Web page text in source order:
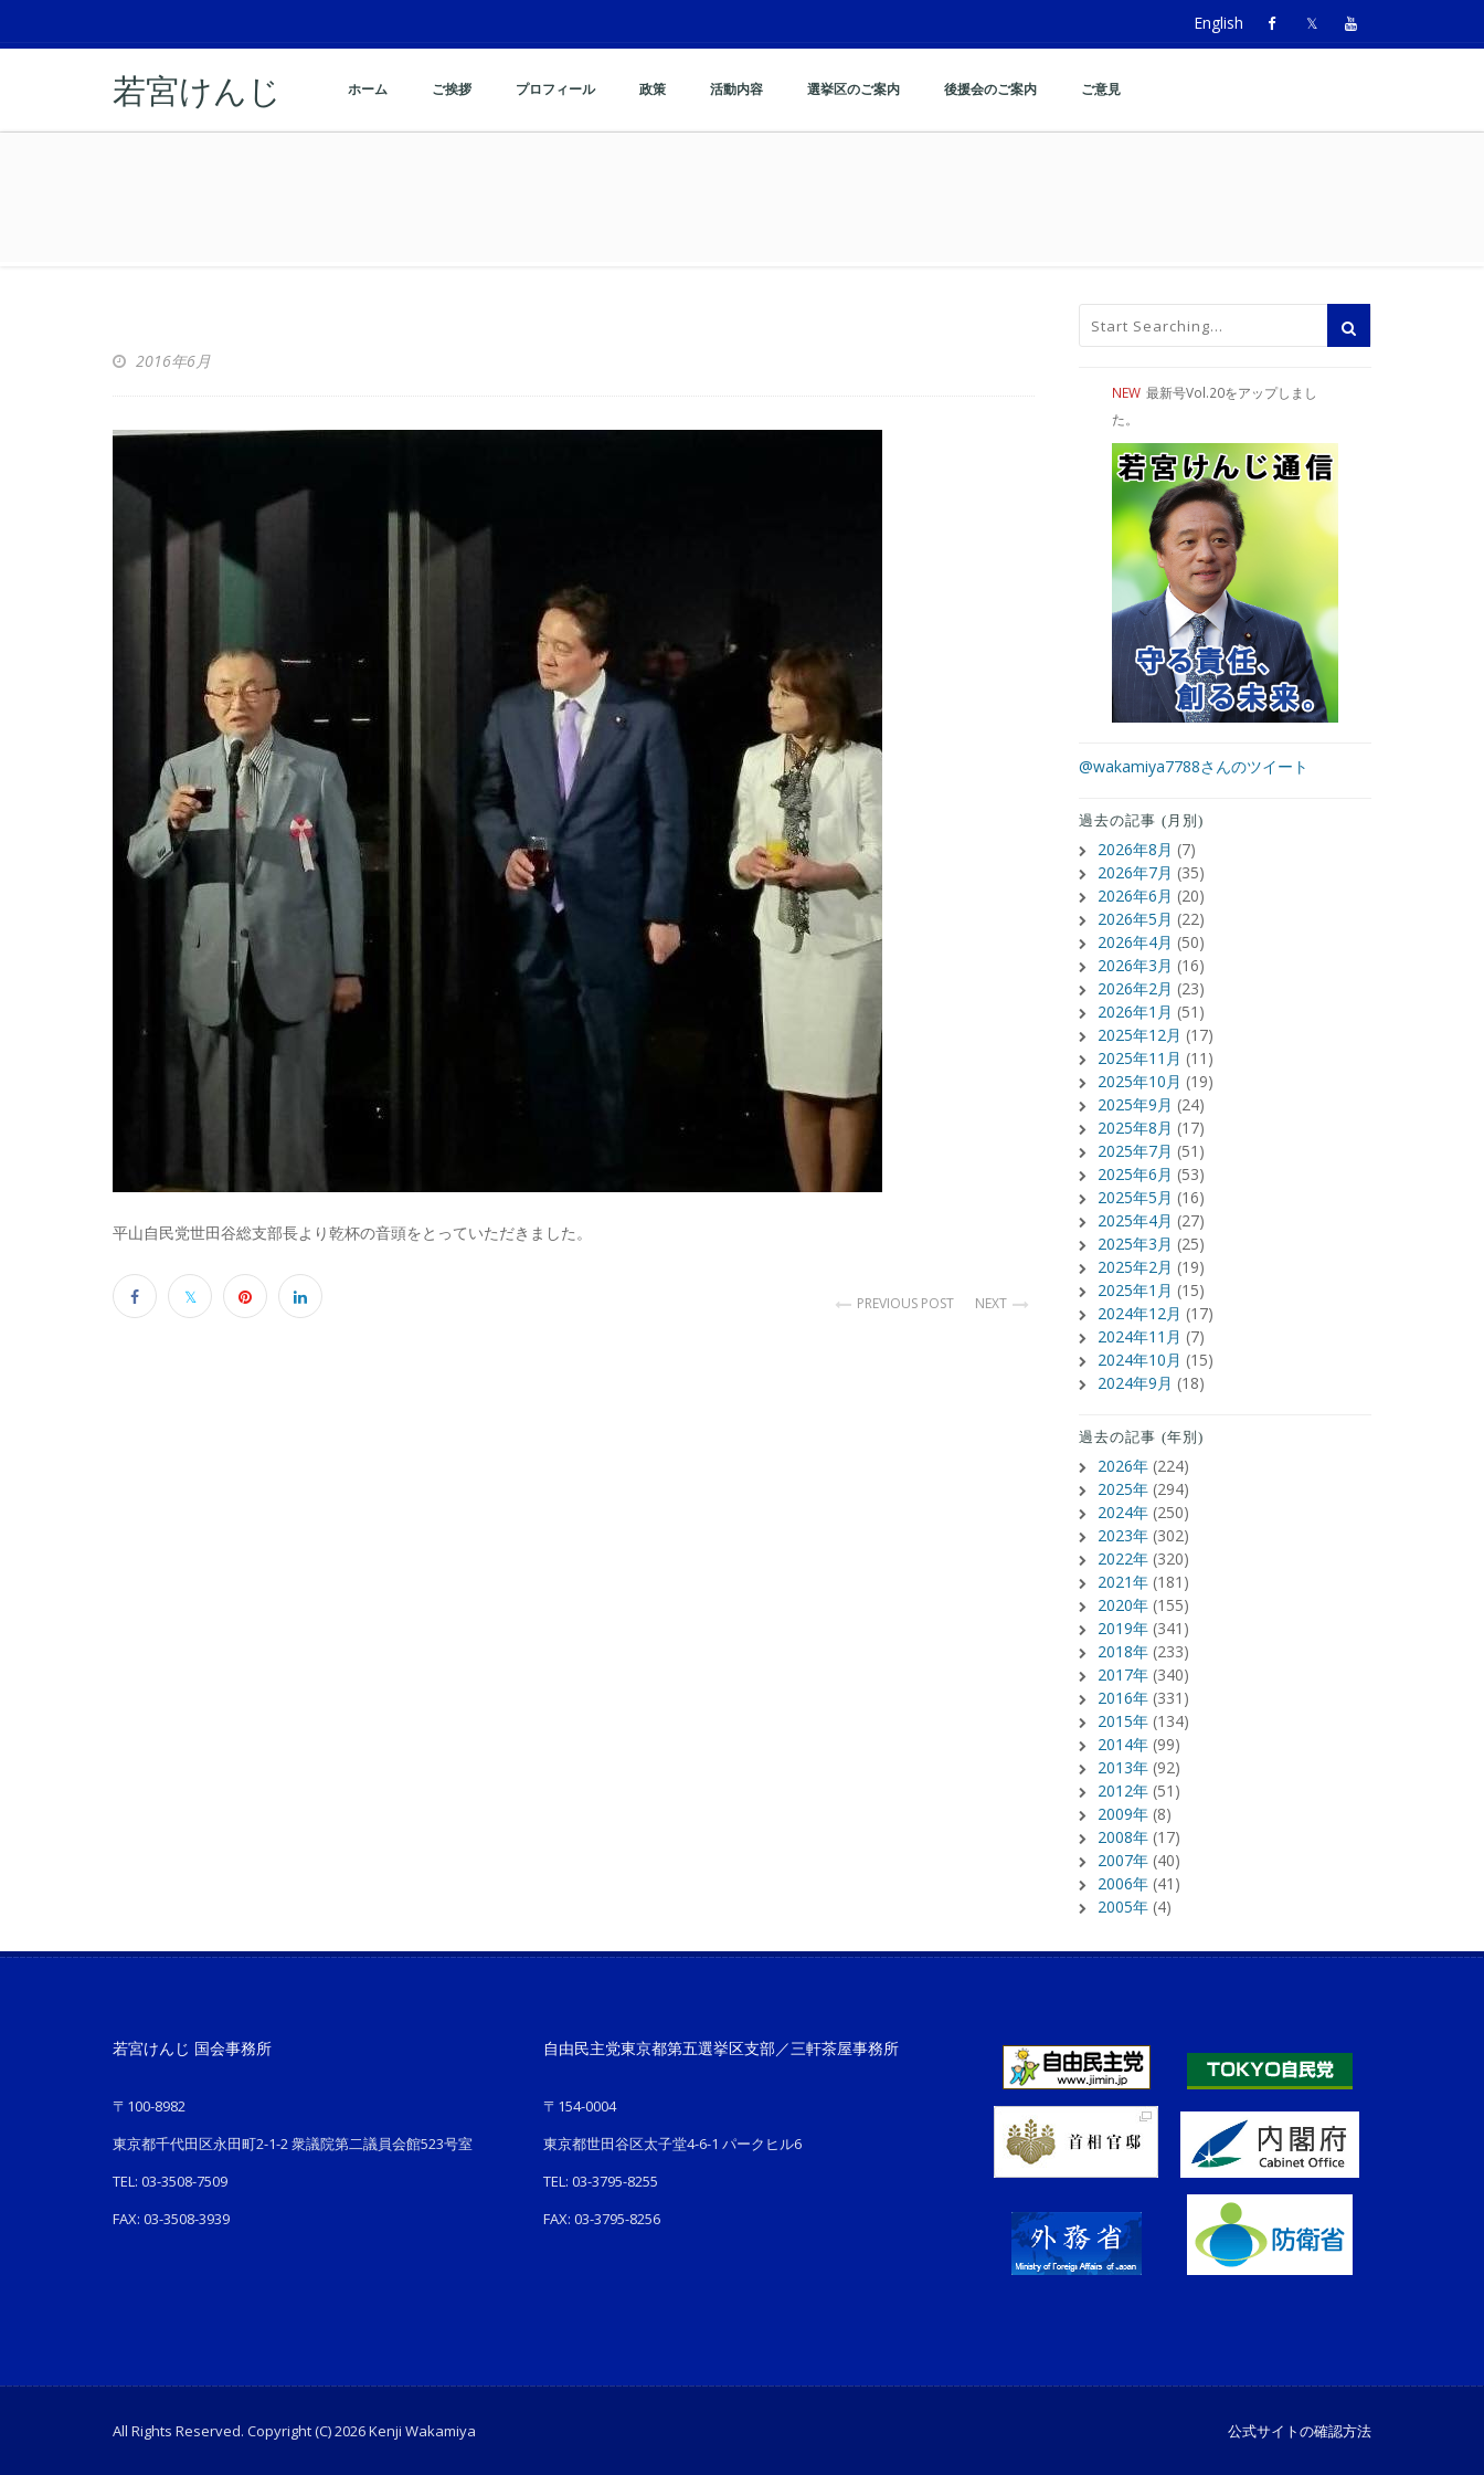
English
若宮けんじ ホーム ご挨拶 プロフィール 政策 活動内容 選挙区のご案内 後援会のご案内 ご意見
2016年6月
平山自民党世田谷総支部長より乾杯の音頭をとっていただきました。
PREVIOUS POST NEXT
NEW 最新号Vol.20をアップしまし
た。
@wakamiya7788さんのツイート
過去の記事 (月別)
2026年8月 (7)
2026年7月 (35)
2026年6月 (20)
2026年5月 (22)
2026年4月 (50)
2026年3月 (16)
2026年2月 (23)
2026年1月 (51)
2025年12月 (17)
2025年11月 (11)
2025年10月 (19)
2025年9月 (24)
2025年8月 (17)
2025年7月 (51)
2025年6月 (53)
2025年5月 (16)
2025年4月 (27)
2025年3月 (25)
2025年2月 (19)
2025年1月 (15)
2024年12月 (17)
2024年11月 (7)
2024年10月 (15)
2024年9月 (18)
過去の記事 (年別)
2026年 (224)
2025年 (294)
2024年 (250)
2023年 (302)
2022年 (320)
2021年 (181)
2020年 (155)
2019年 (341)
2018年 (233)
2017年 (340)
2016年 (331)
2015年 (134)
2014年 (99)
2013年 (92)
2012年 (51)
2009年 (8)
2008年 (17)
2007年 (40)
2006年 (41)
2005年 (4)
若宮けんじ 国会事務所
〒100-8982
東京都千代田区永田町2-1-2 衆議院第二議員会館523号室
TEL: 03-3508-7509
FAX: 03-3508-3939
自由民主党東京都第五選挙区支部／三軒茶屋事務所
〒154-0004
東京都世田谷区太子堂4-6-1 パークヒル6
TEL: 03-3795-8255
FAX: 03-3795-8256
All Rights Reserved. Copyright (C) 2026 Kenji Wakamiya 公式サイトの確認方法